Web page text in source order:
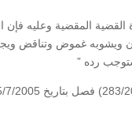
القضية المقضية وعليه
ويشوبه غموض وتناقض
رده ”